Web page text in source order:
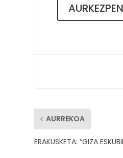
AURREKOA
ERAKUSKETA: “GIZA